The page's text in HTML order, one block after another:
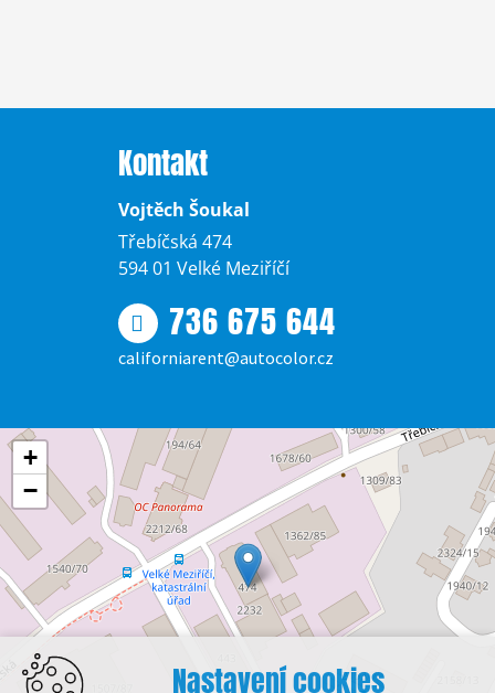
Kontakt
Vojtěch Šoukal
Třebíčská 474
594 01 Velké Meziříčí
736 675 644
californiarent@autocolor.cz
+
−
Nastavení cookies